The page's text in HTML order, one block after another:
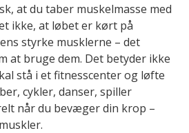
at du taber muskelmasse med
ikke, at løbet er kørt på
styrke musklerne – det
at bruge dem. Det betyder ikke
stå i et fitnesscenter og løfte
cykler, danser, spiller
når du bevæger din krop –